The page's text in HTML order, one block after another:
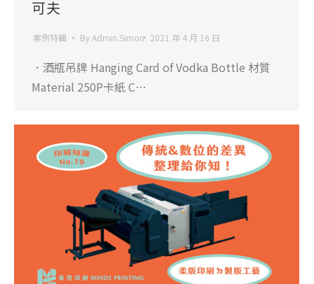
可夫
案例特輯 ByAdmin.Simon 2021 年 4 月 16 日
．酒瓶吊牌 Hanging Card of Vodka Bottle 材質
Material 250P卡紙 C…